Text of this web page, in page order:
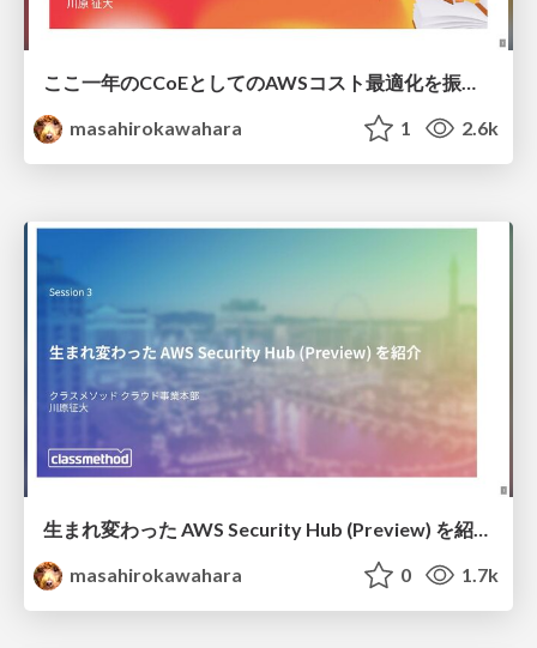
ここ一年のCCoEとしてのAWSコスト最適化を振り返る / CCoE AWS Cost Optimization devio2025
masahirokawahara
1 2.6k
masahirokawahara
0 1.7k